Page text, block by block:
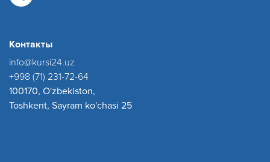
Контакты
info@kursi24.uz
+998 (71) 231-72-64
100170, O'zbekiston,
Toshkent, Sayram ko'chasi 25